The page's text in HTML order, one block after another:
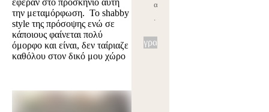
έφεραν στο προσκήνιο αυτή
την μεταμόρφωση. Το shabby
style της πρόσοψης ενώ σε
κάποιους φαίνεται πολύ
όμορφο και είναι, δεν ταίριαζε
καθόλου στον δικό μου χώρο
Εγγραφή
ας
.